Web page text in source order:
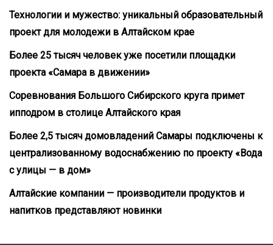
Технологии и мужество: уникальный образовательный
проект для молодежи в Алтайском крае
Более 25 тысяч человек уже посетили площадки
проекта «Самара в движении»
Соревнования Большого Сибирского круга примет
ипподром в столице Алтайского края
Более 2,5 тысяч домовладений Самары подключены к
централизованному водоснабжению по проекту «Вода
с улицы — в дом»
Алтайские компании — производители продуктов и
напитков представляют новинки